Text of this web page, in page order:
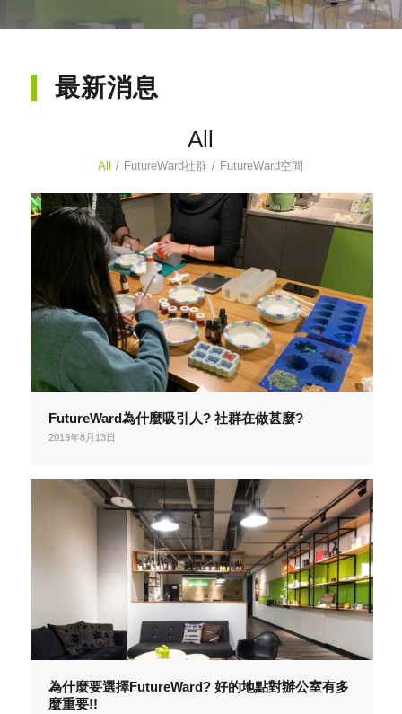
最新消息
All
All / FutureWard社群 / FutureWard空間
FutureWard為什麼吸引人? 社群在做甚麼?
2019年8月13日
為什麼要選擇FutureWard? 好的地點對辦公室有多
麼重要!!